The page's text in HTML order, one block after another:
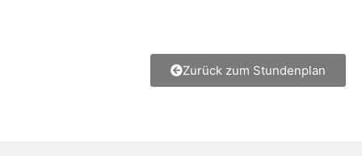
Zurück zum Stundenplan